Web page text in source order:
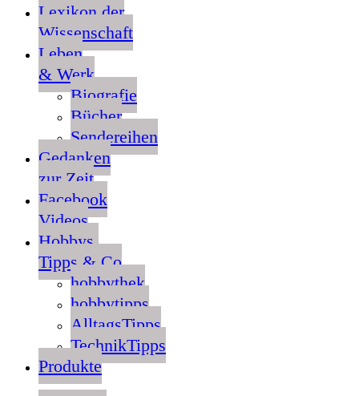
Lexikon der
Wissenschaft
Leben
& Werk
Biografie
Bücher
Sendereihen
Gedanken
zur Zeit
Facebook
Videos
Hobbys,
Tipps & Co
hobbythek
hobbytipps
AlltagsTipps
TechnikTipps
Produkte